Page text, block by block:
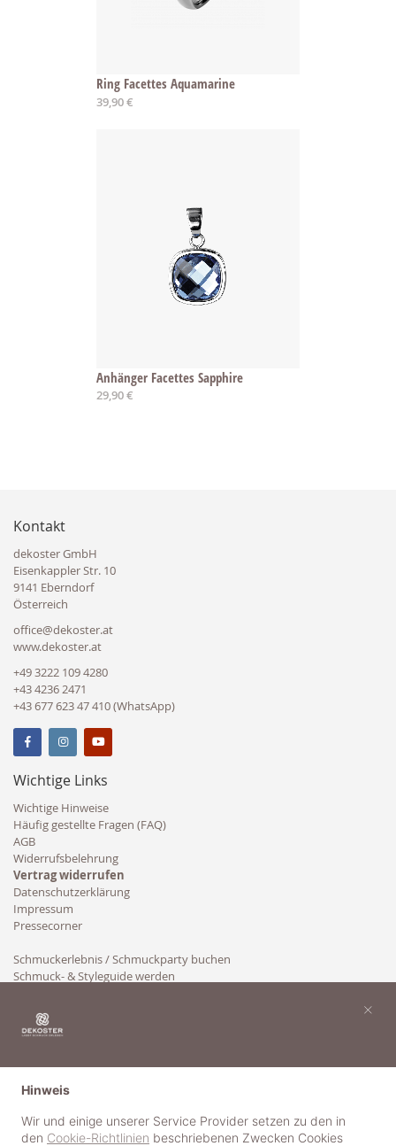
Ring Facettes Aquamarine
39,90 €
Anhänger Facettes Sapphire
29,90 €
Kontakt
dekoster GmbH
Eisenkappler Str. 10
9141 Eberndorf
Österreich
office@dekoster.at
www.dekoster.at
+49 3222 109 4280
+43 4236 2471
+43 677 623 47 410 (WhatsApp)
Wichtige Links
Wichtige Hinweise
Häufig gestellte Fragen (FAQ)
AGB
Widerrufsbelehrung
Vertrag widerrufen
Datenschutzerklärung
Impressum
Pressecorner
Schmuckerlebnis / Schmuckparty buchen
Schmuck- & Styleguide werden
Hinweis
Wir und einige unserer Service Provider setzen zu den in
den Cookie-Richtlinien beschriebenen Zwecken Cookies
×